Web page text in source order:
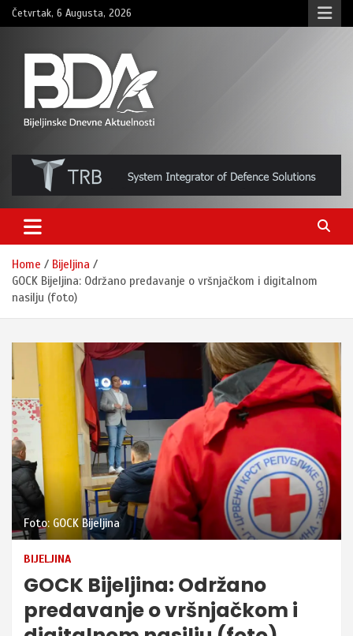
Skip
to
Četvrtak, 6 Augusta, 2026
BNDAN.com
Home
Bijeljina
GOCK Bijeljina: Održano predavanje o vršnjačkom i digitalnom
nasilju (foto)
Foto: GOCK Bijeljina
BIJELJINA
GOCK Bijeljina: Održano
predavanje o vršnjačkom i